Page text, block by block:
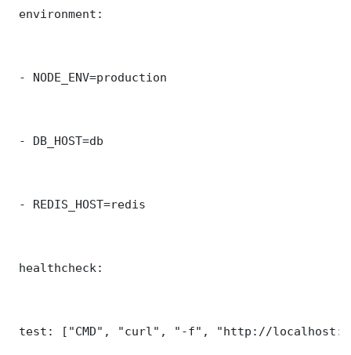
environment:
- NODE_ENV=production
- DB_HOST=db
- REDIS_HOST=redis
healthcheck:
test: ["CMD", "curl", "-f", "http://